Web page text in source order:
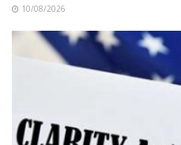
10/08/2026